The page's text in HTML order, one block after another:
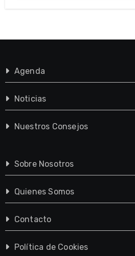
Agenda
Noticias
Nuestros Consejos
Sobre Nosotros
Quienes Somos
Contacto
Política de Cookies